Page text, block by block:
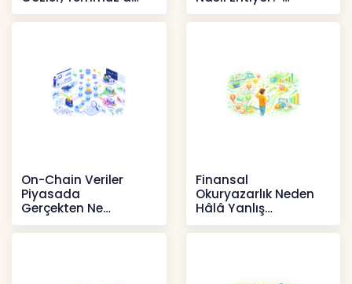
yansıması beklenen
artışta
İçerikler
On-Chain Veriler
Piyasada
Gerçekten Ne
Anlatır?
Kripto
Finansal
Okuryazarlık Neden
Hâlâ Yanlış
Anlaşılıyor?
İçerikler